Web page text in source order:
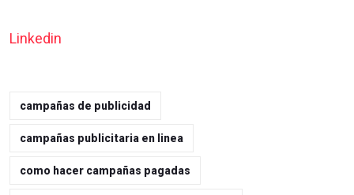
Linkedin
campañas de publicidad
campañas publicitaria en linea
como hacer campañas pagadas